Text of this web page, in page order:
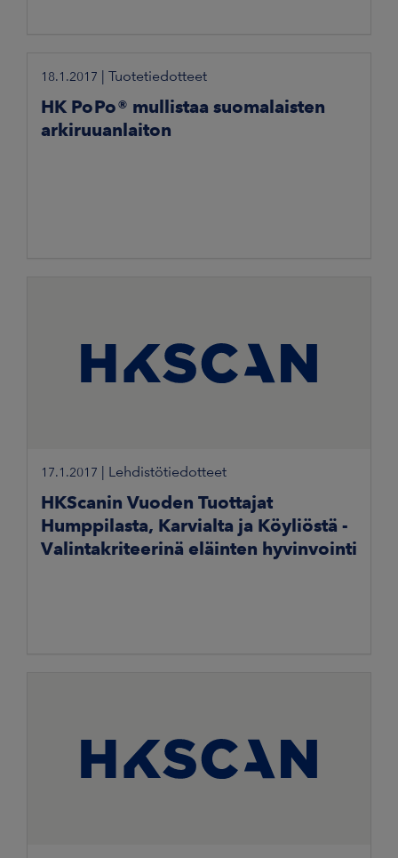
18.1.2017 Tuotetiedotteet
HK PoPo® mullistaa suomalaisten
arkiruuanlaiton
17.1.2017 Lehdistötiedotteet
HKScanin Vuoden Tuottajat
Humppilasta, Karvialta ja Köyliöstä -
Valintakriteerinä eläinten hyvinvointi